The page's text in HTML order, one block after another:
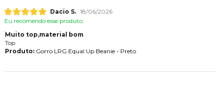
Dacio S. 18/06/2026
Eu recomendo esse produto.
Muito top,material bom
Top
Produto:Gorro LRG Equal Up Beanie - Preto